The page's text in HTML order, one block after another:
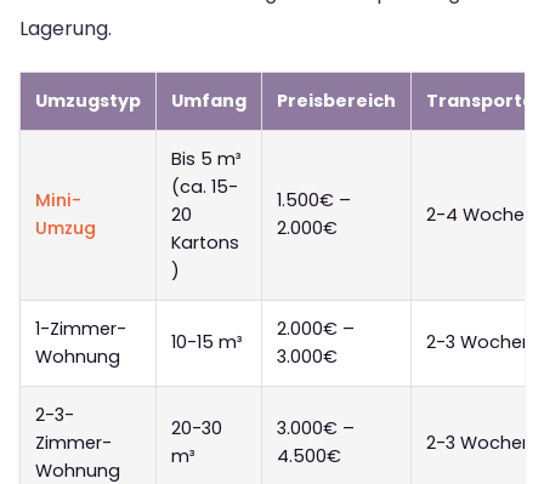
Lagerung.
Umzugstyp Umfang Preisbereich
Mini-
Umzug
Bis 5 m³
(ca. 15-
20
Kartons
)
1.500€ –
2.000€
2-4 Wochen
1-Zimmer-
Wohnung
10-15 m³
2.000€ –
3.000€
2-3 Wochen
2-3-
Zimmer-
Wohnung
20-30
m³
3.000€ –
4.500€
2-3 Wochen